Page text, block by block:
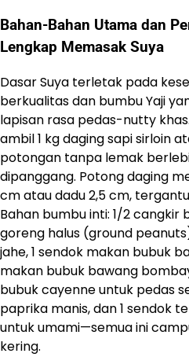
Bahan-Bahan Utama dan
Lengkap Memasak Suya
Dasar Suya terletak pada
berkualitas dan bumbu Yaji
lapisan rasa pedas-nutty
ambil 1 kg daging sapi sirloin
potongan tanpa lemak
dipanggang. Potong daging
cm atau dadu 2,5 cm,
Bahan bumbu inti: 1/2 cangkir
goreng halus (ground
jahe, 1 sendok makan bubuk
makan bubuk bawang
bubuk cayenne untuk pedas
paprika manis, dan 1 sendok
untuk umami—semua ini
kering.